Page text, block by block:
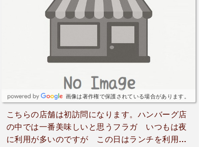
で、訪問前に公式ウェブサイトや店舗の情報を確
認すると良いでしょう。
画像は著作権で保護されている場合があります。
こちらの店舗は初訪問になります。ハンバーグ店
の中では一番美味しいと思うフラガ いつもは夜
に利用が多いのですが この日はランチを利用